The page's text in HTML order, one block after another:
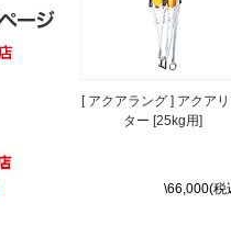
[ アクアラング ] アクア
ター [25kg用]
\66,000(税